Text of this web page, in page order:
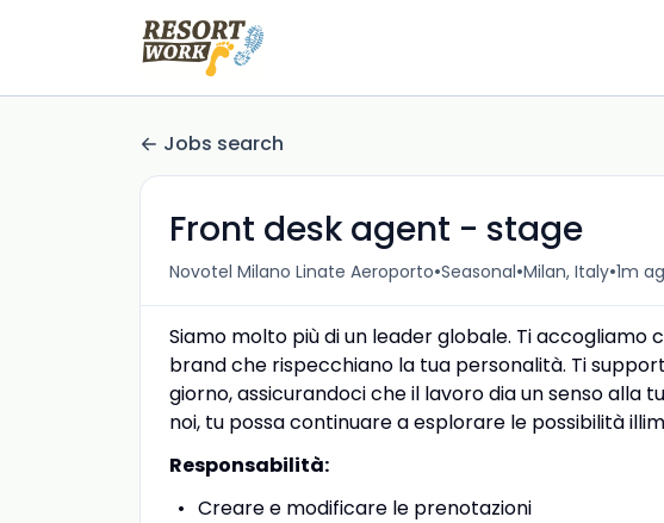
Jobs search
Front desk agent - stage
Novotel Milano Linate Aeroporto•Seasonal•Milan, Italy•1m
Siamo molto più di un leader globale. Ti accogliamo
brand che rispecchiano la tua personalità. Ti
giorno, assicurandoci che il lavoro dia un senso alla
noi, tu possa continuare a esplorare le possibilità
Responsabilità:
Creare e modificare le prenotazioni